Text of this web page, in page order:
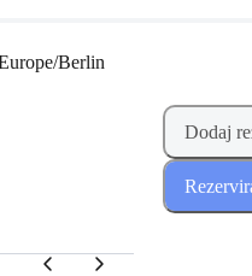
Berlin
Dodaj